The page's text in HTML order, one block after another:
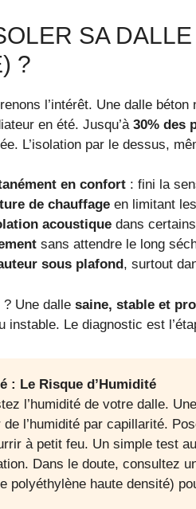
SA
?
l’intérêt. Une dalle
en été. Jusqu’à 30% des
L’isolation par le dessus,
en confort : fini la
de chauffage en limitant
acoustique dans
sans attendre le long
sous plafond, surtout
? Une dalle saine, stable et
instable. Le diagnostic est
: Le Risque d’Humidité
l’humidité de votre dalle.
l’humidité par capillarité.
à petit feu. Un simple test
Dans le doute, consultez
polyéthylène haute densité)